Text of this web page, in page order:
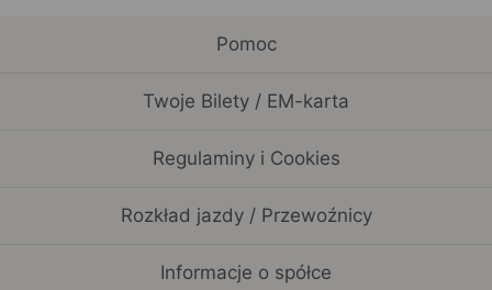
Pomoc
Twoje Bilety / EM-karta
Regulaminy i Cookies
Rozkład jazdy / Przewoźnicy
Informacje o spółce